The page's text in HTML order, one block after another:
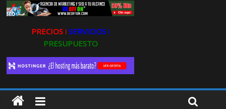
PRECIOS ǀ SERVICIOS ǀ
PRESUPUESTO